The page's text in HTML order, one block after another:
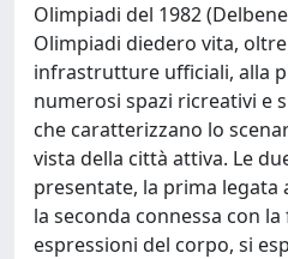
Olimpiadi del 1982
Olimpiadi diedero vita,
infrastrutture ufficiali, alla
numerosi spazi ricreativi e
che caratterizzano lo
vista della città attiva. Le
presentate, la prima
la seconda connessa con
espressioni del corpo, si